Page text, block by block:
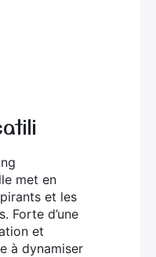
met en
et les
Forte d’une
et
à dynamiser